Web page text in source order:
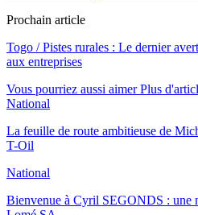
Prochain article
Togo / Pistes rurales : Le dernier
aux entreprises
Vous pourriez aussi aimer Plus
National
La feuille de route ambitieuse de
T-Oil
National
Bienvenue à Cyril SEGONDS : une